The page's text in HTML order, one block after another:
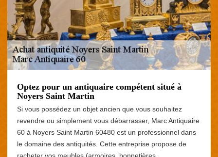
Optez pour un antiquaire compétent situé à
Noyers Saint Martin
Si vous possédez un objet ancien que vous souhaitez
revendre ou simplement vous débarrasser, Marc Antiquaire
60 à Noyers Saint Martin 60480 est un professionnel dans
le domaine des antiquités. Cette entreprise propose de
racheter vos meubles (armoires, bonnetières,